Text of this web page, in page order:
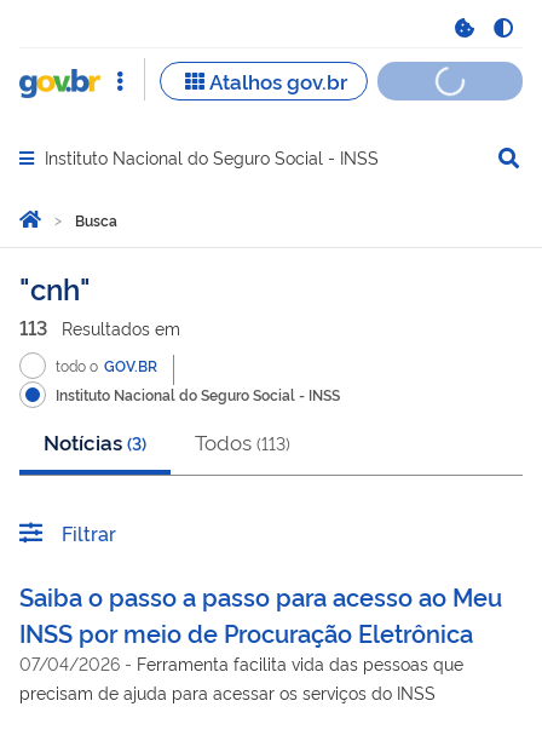
Abrir menu principal de navegação
Instituto Nacional do Seguro Social - INSS
Você está aqui:
Página Inicial
Busca
Busca
cnh
113 Resultados em
todo o GOV.BR
Instituto Nacional do Seguro Social - INSS
Notícias (3) Todos (113)
Filtrar
Saiba o passo a passo para acesso ao Meu
INSS por meio de Procuração Eletrônica
07/04/2026 - Ferramenta facilita vida das pessoas que
precisam de ajuda para acessar os serviços do INSS